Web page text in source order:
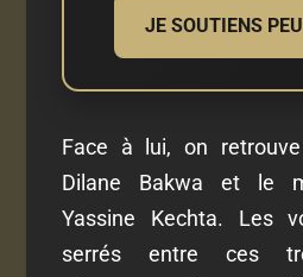
JE SOUTIENS
Face à lui, on
Dilane Bakwa et le
Yassine Kechta. Les
serrés entre ces